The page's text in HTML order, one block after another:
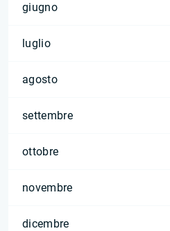
giugno
luglio
agosto
settembre
ottobre
novembre
dicembre